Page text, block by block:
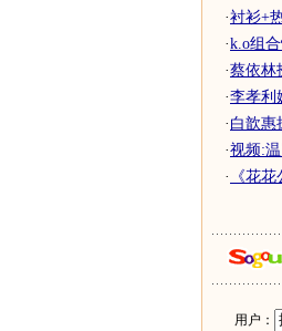
·衬衫+
·k.o组
·蔡依林
·李孝利
· 白歆惠
·视频:
·
《花
用户：